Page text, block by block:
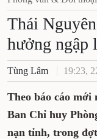
Thái
hưởng ngập
Tùng Lâm 19:23,
Theo báo cáo
Ban Chỉ huy
nạn tỉnh, trong